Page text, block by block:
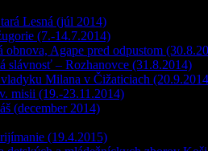
Lesná (júl 2014)
(7.-14.7.2014)
obnova, Agape pred odpustom
slávnosť – Rozhanovce (31.8.2014)
Milana v Čižaticiach
misii (19.-23.11.2014)
(december 2014)
(19.4.2015)